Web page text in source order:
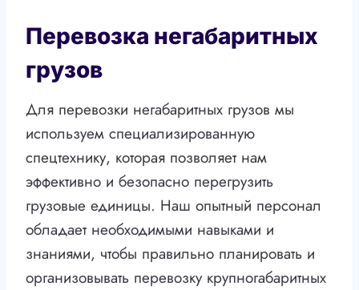
Перевозка негабаритных
грузов
Для перевозки негабаритных грузов мы
используем специализированную
спецтехнику, которая позволяет нам
эффективно и безопасно перегрузить
грузовые единицы. Наш опытный персонал
обладает необходимыми навыками и
знаниями, чтобы правильно планировать и
организовывать перевозку крупногабаритных